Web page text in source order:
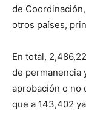
de
otros países,
En total,
de permanencia
aprobación o no
que a 143,402